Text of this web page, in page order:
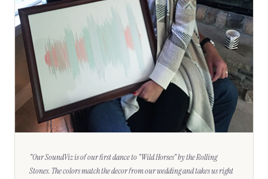
"Our SoundViz is of our first dance to "Wild Horses" by the Rolling
Stones. The colors match the decor from our wedding and takes us right